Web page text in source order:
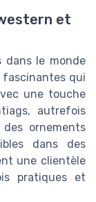
et
dans le monde
fascinantes qui
une touche
autrefois
ornements
dans des
une clientèle
pratiques et